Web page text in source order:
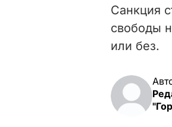
Санкция
свободы
или без.